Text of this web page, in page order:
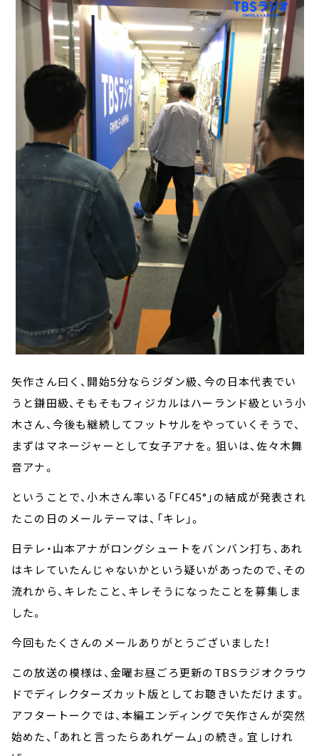
矢作さん曰く、開始5分ならジダン級、今の日本代表でい
うと鎌田級、そもそもフィジカルはハーランド級という小
木さん、今後も継続してフットサルをやっていくそうで、
まずはマネージャーとして女子アナを。狙いは、佐々木舞
音アナ。
ということで、小木さん率いる「FC45°」の結成が発表され
たこの日のメールテーマは、「キレ」。
日テレ・山本アナがロングシュートをバンバン打ち、あれ
はキレていたんじゃないかという疑いがあったので、その
流れから、キレたこと、キレそうになったことを募集しま
した。
今回もたくさんのメールありがとうございました！
この放送の模様は、金曜お昼ごろ更新のTBSラジオクラウ
ドでディレクターズカット版としてお聴きいただけます。
アフタートークでは、本編エンディングで矢作さんが突然
始めた、「あれと言ったらあれゲーム」の続き。宜しけれ